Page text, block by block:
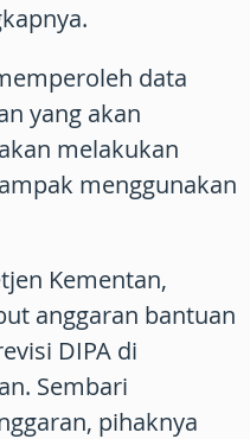
data
yang akan
melakukan
menggunakan
Kementan,
anggaran bantuan
DIPA di
Sembari
pihaknya